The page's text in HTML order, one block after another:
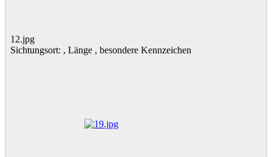
12.jpg
Sichtungsort: , Länge , besondere Kennzeichen